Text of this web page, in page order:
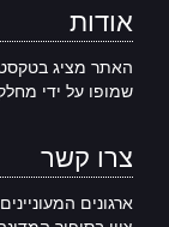
אודות
האתר מציג
שמופו על ידי
צרו קשר
ארגונים